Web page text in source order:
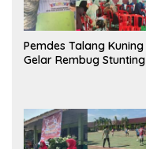
Pemdes Talang Kuning
Gelar Rembug Stunting